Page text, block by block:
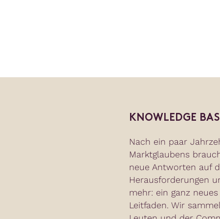
KNOWLEDGE
Nach ein paar
Marktglaubens
neue Antworten auf
Herausforderungen
mehr: ein ganz
Leitfaden. Wir